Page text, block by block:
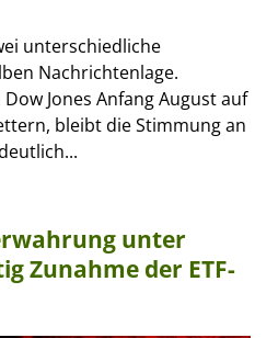
unterschiedliche
Nachrichtenlage.
Jones Anfang August auf
bleibt die Stimmung an
unter
Zunahme der ETF-